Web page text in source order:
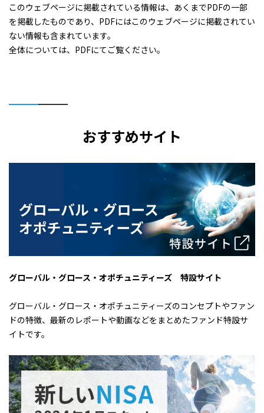
このウェブページに掲載されている情報は、あくまでPDFの一部
を掲載したものであり、PDFにはこのウェブページに掲載されてい
ない情報も含まれています。
全体については、PDFにてご覧ください。
おすすめサイト
グローバル・グロース・オポチュニティーズ 特設サイト
グローバル・グロース・オポチュニティーズのコンセプトやファン
ドの特徴、最新のレポートや動画などをまとめたファンド特設サ
イトです。